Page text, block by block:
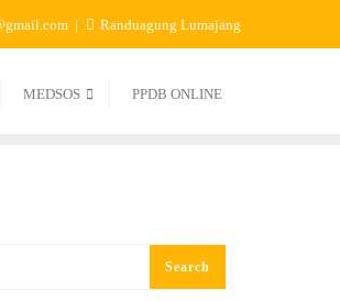
Randuagung Lumajang
MEDSOS PPDB ONLINE